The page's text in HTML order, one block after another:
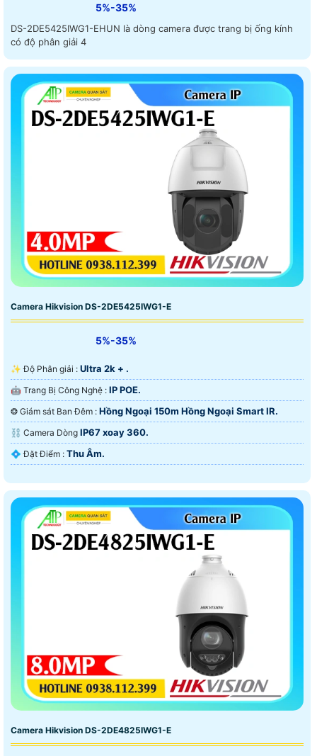
5%-35%
DS-2DE5425IWG1-EHUN là dòng camera được trang bị ống kính
có độ phân giải 4
Camera Hikvision DS-2DE5425IWG1-E
5%-35%
✨ Độ Phân giải : Ultra 2k + .
🤖️ Trang Bị Công Nghệ : IP POE.
❂ Giám sát Ban Đêm : Hồng Ngoại 150m Hồng Ngoại Smart IR.
⛓ Camera Dòng IP67 xoay 360.
️💠 Đặt Điểm : Thu Âm.
Camera Hikvision DS-2DE4825IWG1-E